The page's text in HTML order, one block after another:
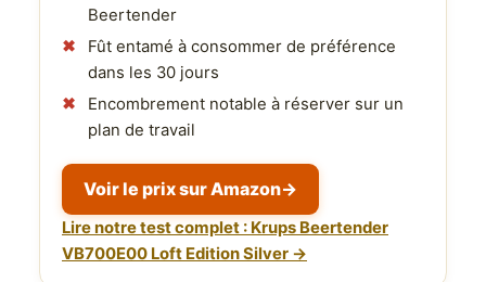
Beertender
Fût entamé à consommer de préférence
dans les 30 jours
Encombrement notable à réserver sur un
plan de travail
Voir le prix sur Amazon→
Lire notre test complet : Krups Beertender
VB700E00 Loft Edition Silver →